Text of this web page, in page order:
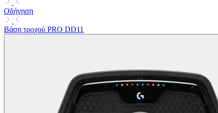
Οδήγηση
Βάση τροχού PRO DD11